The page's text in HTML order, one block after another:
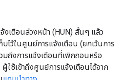
งเตือนล่วงหน้า (HUN) สั้นๆ แล้ว
ไว้ในศูนย์การแจ้งเตือน (ยกเว้นการ
มถึงการแจ้งเตือนที่เพิกถอนหรือ
ใช้เข้าถึงศูนย์การแจ้งเตือนได้จาก